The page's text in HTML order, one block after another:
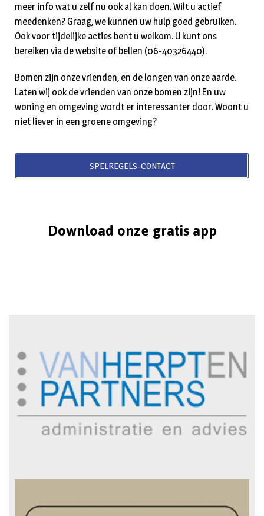
meer info wat u zelf nu ook al kan doen. Wilt u actief
meedenken? Graag, we kunnen uw hulp goed gebruiken.
Ook voor tijdelijke acties bent u welkom. U kunt ons
bereiken via de website of bellen (06-40326440).
Bomen zijn onze vrienden, en de longen van onze aarde.
Laten wij ook de vrienden van onze bomen zijn! En uw
woning en omgeving wordt er interessanter door. Woont u
niet liever in een groene omgeving?
SPELREGELS-CONTACT
Download onze gratis app